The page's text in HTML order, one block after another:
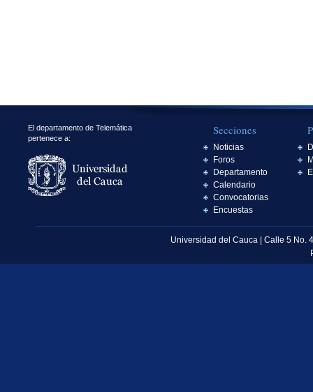
El departamento de Telemática
pertenece a:
Secciones
Noticias
Foros
Departamento
Calendario
Convocatorias
Encuestas
Universidad del Cauca | Calle 5 No.